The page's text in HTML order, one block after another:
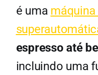
é uma
espresso até
incluindo uma